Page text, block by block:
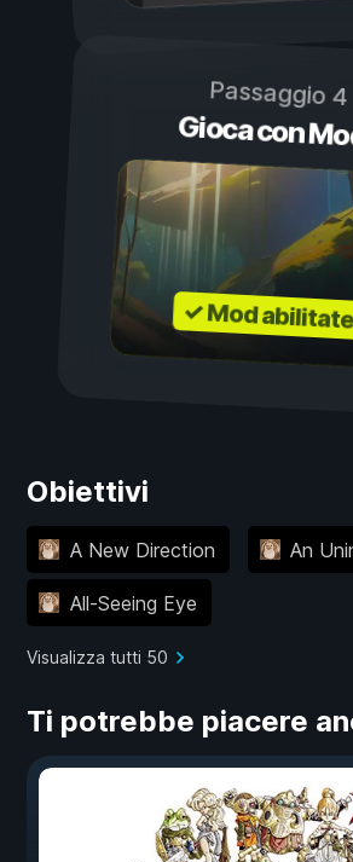
Passaggio 4
Gioca con
✓ Mod abilitate
Obiettivi
A New Direction An
All-Seeing Eye
Visualizza tutti 50
Ti potrebbe piacere